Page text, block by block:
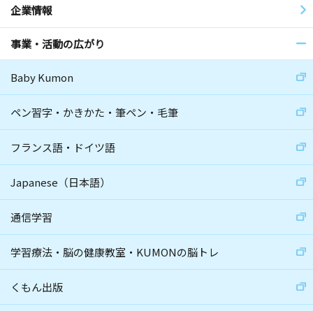
企業情報
事業・活動の広がり
Baby Kumon
ペン習字・かきかた・筆ペン・毛筆
フランス語・ドイツ語
Japanese（日本語）
通信学習
学習療法・脳の健康教室・KUMONの脳トレ
くもん出版